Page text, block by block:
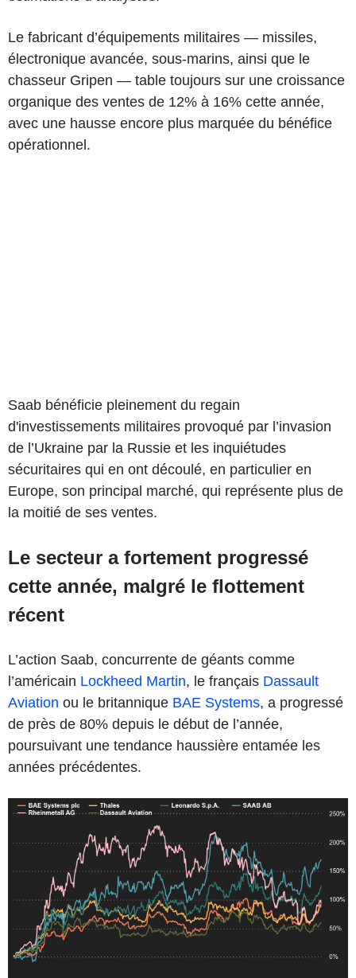
Le fabricant d’équipements militaires — missiles,
électronique avancée, sous-marins, ainsi que le
chasseur Gripen — table toujours sur une croissance
organique des ventes de 12% à 16% cette année,
avec une hausse encore plus marquée du bénéfice
opérationnel.
Saab bénéficie pleinement du regain
d'investissements militaires provoqué par l’invasion
de l’Ukraine par la Russie et les inquiétudes
sécuritaires qui en ont découlé, en particulier en
Europe, son principal marché, qui représente plus de
la moitié de ses ventes.
Le secteur a fortement progressé
cette année, malgré le flottement
récent
L’action Saab, concurrente de géants comme
l’américain Lockheed Martin, le français Dassault
Aviation ou le britannique BAE Systems, a progressé
de près de 80% depuis le début de l’année,
poursuivant une tendance haussière entamée les
années précédentes.